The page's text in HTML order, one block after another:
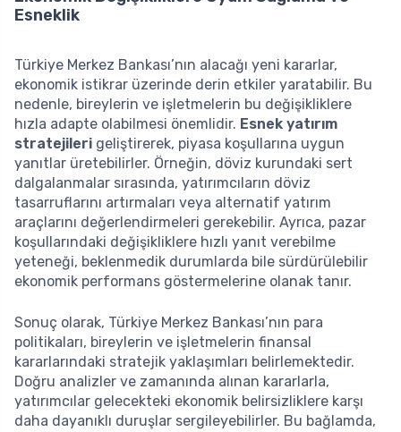
Esneklik
Türkiye Merkez Bankası’nın alacağı yeni kararlar,
ekonomik istikrar üzerinde derin etkiler yaratabilir. Bu
nedenle, bireylerin ve işletmelerin bu değişikliklere
hızla adapte olabilmesi önemlidir. Esnek yatırım
stratejileri geliştirerek, piyasa koşullarına uygun
yanıtlar üretebilirler. Örneğin, döviz kurundaki sert
dalgalanmalar sırasında, yatırımcıların döviz
tasarruflarını artırmaları veya alternatif yatırım
araçlarını değerlendirmeleri gerekebilir. Ayrıca, pazar
koşullarındaki değişikliklere hızlı yanıt verebilme
yeteneği, beklenmedik durumlarda bile sürdürülebilir
ekonomik performans göstermelerine olanak tanır.
Sonuç olarak, Türkiye Merkez Bankası’nın para
politikaları, bireylerin ve işletmelerin finansal
kararlarındaki stratejik yaklaşımları belirlemektedir.
Doğru analizler ve zamanında alınan kararlarla,
yatırımcılar gelecekteki ekonomik belirsizliklere karşı
daha dayanıklı duruşlar sergileyebilirler. Bu bağlamda,